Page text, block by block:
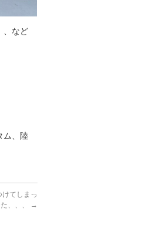
、など
ム、陸
てしまっ
た、、、
→